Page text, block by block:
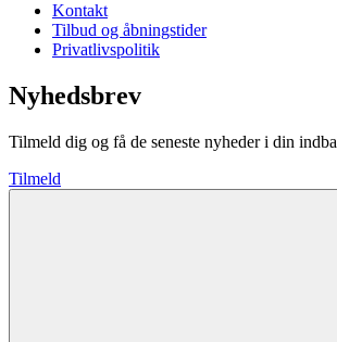
Kontakt
Tilbud og åbningstider
Privatlivspolitik
Nyhedsbrev
Tilmeld dig og få de seneste nyheder i din
Tilmeld